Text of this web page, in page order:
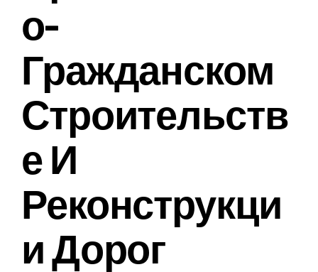
О-
Гражданском
Строительств
Е И
Реконструкци
И Дорог